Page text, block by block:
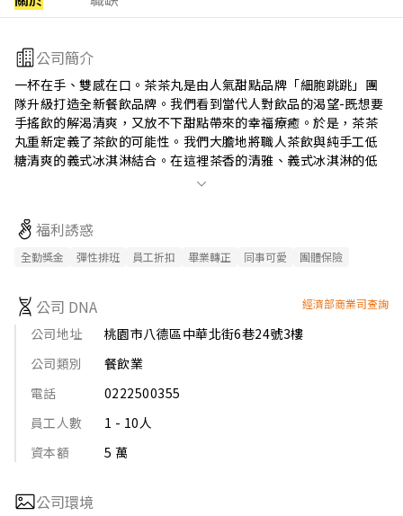
公司簡介
一杯在手、雙感在口。茶茶丸是由人氣甜點品牌「細胞跳跳」團
隊升級打造全新餐飲品牌。我們看到當代人對飲品的渴望-既想要
手搖飲的解渴清爽，又放不下甜點帶來的幸福療癒。於是，茶茶
丸重新定義了茶飲的可能性。我們大膽地將職人茶飲與純手工低
糖清爽的義式冰淇淋結合。在這裡茶香的清雅、義式冰淇淋的低
糖綿密與真實果香的明亮在每一口中自然交融。我們徹底打破
擔，卻充滿層次的味覺饗宴。茶茶丸用實力證明：我們不只是一
間普通的飲料店，而是您質感下午茶與義式冰淇淋的雙選擇，並
且我們希望優秀的人才能夠加入與我們一起共創未來。
福利誘惑
全勤獎金 彈性排班 員工折扣 畢業轉正 同事可愛 團體保險
公司 DNA 經濟部商業司查詢
公司地址
桃園市八德區中華北街6巷24號3樓
公司類別
餐飲業
電話
0222500355
員工人數
1 - 10人
資本額
5 萬
公司環境